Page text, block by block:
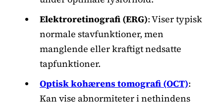
Elektroretinografi (ERG): Viser typisk
normale stavfunktioner, men
manglende eller kraftigt nedsatte
tapfunktioner.
Optisk kohærens tomografi (OCT):
Kan vise abnormiteter i nethindens